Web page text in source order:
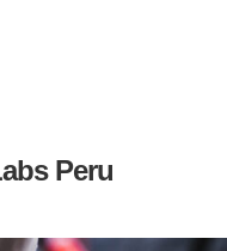
Peru